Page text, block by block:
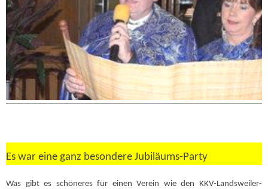
Es war eine ganz besondere Jubiläums-Party
Was gibt es schöneres für einen Verein wie den KKV-Landsweiler-